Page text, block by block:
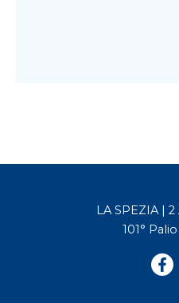
LA SPEZIA | 2
101°